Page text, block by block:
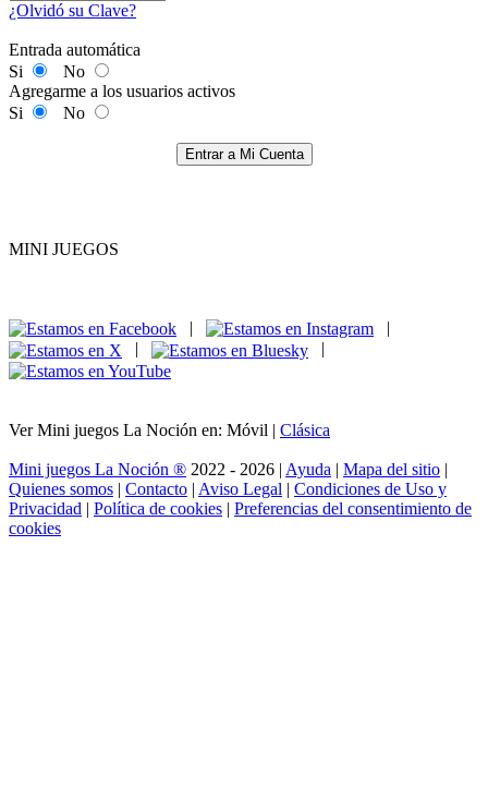
¿Olvidó su Clave?
Entrada automática
Si
No
Agregarme a los usuarios activos
Si
No
Entrar a Mi Cuenta
MINI JUEGOS
|
|
|
|
Ver Mini juegos La Noción en: Móvil | Clásica
Mini juegos La Noción ® 2022 - 2026 | Ayuda | Mapa del sitio |
Quienes somos | Contacto | Aviso Legal | Condiciones de Uso y
Privacidad | Política de cookies | Preferencias del consentimiento de
cookies